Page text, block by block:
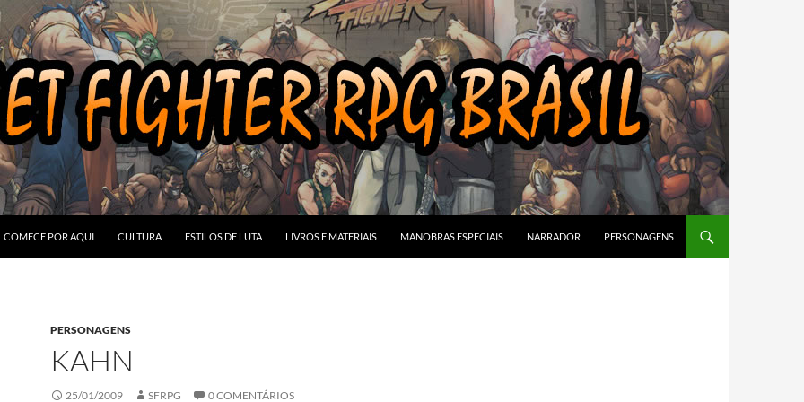
COMECE POR AQUI CULTURA ESTILOS DE LUTA LIVROS E MATERIAIS MANOBRAS ESPECIAIS NARRADOR PERSONAGENS
PERSONAGENS
KAHN
25/01/2009 SFRPG 0 COMENTÁRIOS